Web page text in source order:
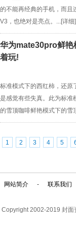
的不能再经典的手机，而且
V3，也绝对是亮点。...[详细]
华为mate30pro鲜艳
着玩!
标准模式下的西红柿，还原
是感觉有些失真。此为标准
的雪顶咖啡鲜艳模式下的雪
1
2 3 4 5
网站简介 - 联系我们
Copyright 2002-2019 封面